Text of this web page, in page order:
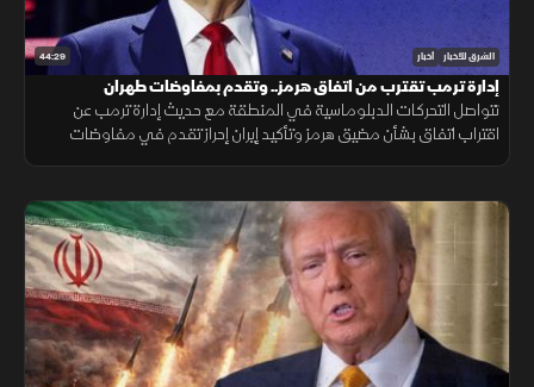
44:29 الشرق للأخبار أخبار
إدارة ترمب تقترب من اتفاق هرمز.. وتقدم بمفاوضات طهران
تتواصل التحركات الدبلوماسية في المنطقة مع حديث إدارة ترمب عن
اقتراب اتفاق بشأن مضيق هرمز وتأكيد إيران إحراز تقدم في مفاوضات